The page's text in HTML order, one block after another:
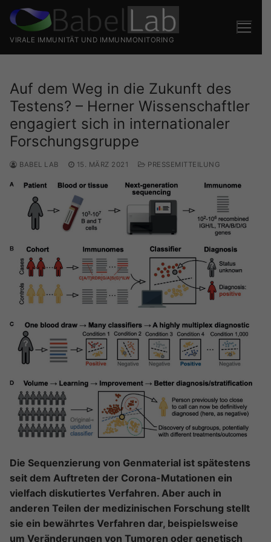
Zum
Inhalt
springen
VIRALE IMMUNITÄT UND IMMUNMONITORING
Auf dem Weg in die Zukunft des
Testens? – Herner Wissenschaftler
engagiert sich in internationaler
Forschungsgruppe
BABEL LAB 15. MÄRZ 2021 PRESSEMITTEILUNG
Die Sequenzierung von Genmaterial ist spätestens
seit dem Auftreten der Corona-Mutationen ein
vielfach diskutiertes Verfahren. Aber auch in
anderen Teilen der medizinischen Forschung stellt
sie ein bewährtes Verfahren dar, beispielsweise
um Veränderungen von Tumoren oder genetisch